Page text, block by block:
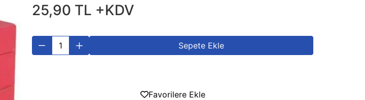
25,90 TL +KDV
Sepete Ekle
Favorilere Ekle